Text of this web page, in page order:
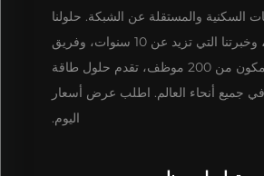
السكنية والمستقلة عن الشبكة. حلولنا
OEM/ODM، وخبرتنا التي تزيد عن 10 سنوات، وفريق
بحث وتطوير مكون من 200 موظف، تقدم حلول طاقة
جميع أنحاء العالم. اطلب عرض أسعار
اليوم.